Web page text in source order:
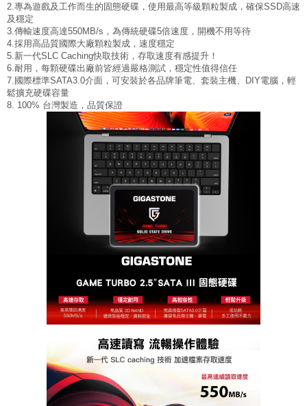
2.專為遊戲及工作而生的固態硬碟，使用最高等級顆粒製成，確保SSD高速
及穩定
3.傳輸速度高達550MB/s，為傳統硬碟5倍速度，開機不用等待
4.採用高品質國際大廠顆粒製成，速度穩定
5.新一代SLC Caching快取技術，存取速度有感提升！
6.耐用，每顆硬碟出廠前皆經過嚴格測試，穩定性值得信任
7.國際標準SATA3.0介面，可安裝於各品牌筆電、套裝主機、DIY電腦，輕
鬆擴充硬碟容量
8. 100% 台灣製造，品質保證